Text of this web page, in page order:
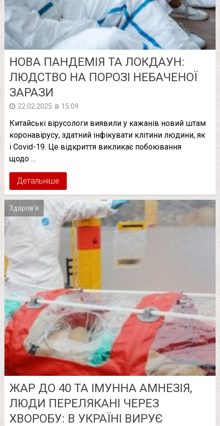
НОВА ПАНДЕМІЯ ТА ЛОКДАУН:
ЛЮДСТВО НА ПОРОЗІ НЕБАЧЕНОЇ
ЗАРАЗИ
22.02.2025 в 15:09
Китайські вірусологи виявили у кажанів новий штам
коронавірусу, здатний інфікувати клітини людини, як
і Covid-19. Це відкриття викликає побоювання
щодо …
Детальніше
Здоров'я
ЖАР ДО 40 ТА ІМУННА АМНЕЗІЯ,
ЛЮДИ ПЕРЕЛЯКАНІ ЧЕРЕЗ
ХВОРОБУ: В УКРАЇНІ ВИРУЄ